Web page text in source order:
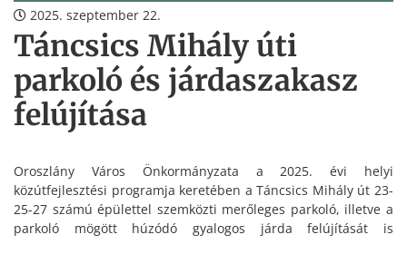
2025. szeptember 22.
Táncsics Mihály úti
parkoló és járdaszakasz
felújítása
Oroszlány Város Önkormányzata a 2025. évi helyi
közútfejlesztési programja keretében a Táncsics Mihály út 23-
25-27 számú épülettel szemközti merőleges parkoló, illetve a
parkoló mögött húzódó gyalogos járda felújítását is